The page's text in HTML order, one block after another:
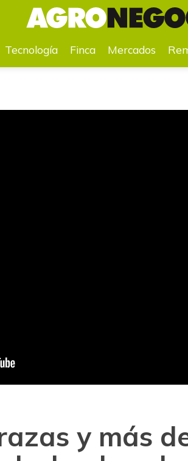
de leche de cabra en Agroexpo
Tecnología Finca Mercados
y más